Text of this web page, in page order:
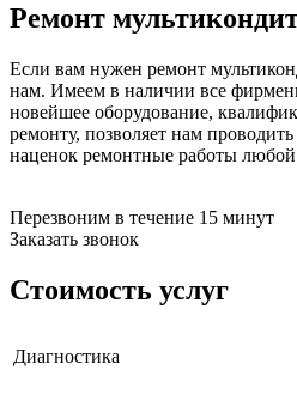
безменов
биноклей
блендеров
блинниц
блоков автоматики
блоков
блоков подключения
блоков управления
брошюраторов
буферных накопителей
Ремонт
Если вам нужен ремонт
нам. Имеем в наличии все
новейшее оборудование,
ремонту, позволяет нам
наценок ремонтные работы
Перезвоним в течение 15 минут
Заказать звонок
Стоимость услуг
Диагностика